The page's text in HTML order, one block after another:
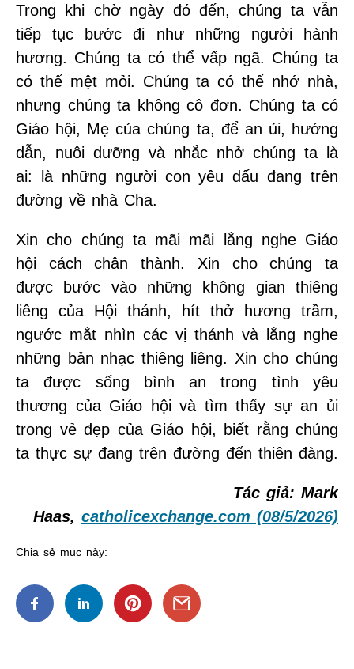
Trong khi chờ ngày đó đến, chúng ta vẫn
tiếp tục bước đi như những người hành
hương. Chúng ta có thể vấp ngã. Chúng ta
có thể mệt mỏi. Chúng ta có thể nhớ nhà,
nhưng chúng ta không cô đơn. Chúng ta có
Giáo hội, Mẹ của chúng ta, để an ủi, hướng
dẫn, nuôi dưỡng và nhắc nhở chúng ta là
ai: là những người con yêu dấu đang trên
đường về nhà Cha.
Xin cho chúng ta mãi mãi lắng nghe Giáo
hội cách chân thành. Xin cho chúng ta
được bước vào những không gian thiêng
liêng của Hội thánh, hít thở hương trầm,
ngước mắt nhìn các vị thánh và lắng nghe
những bản nhạc thiêng liêng. Xin cho chúng
ta được sống bình an trong tình yêu
thương của Giáo hội và tìm thấy sự an ủi
trong vẻ đẹp của Giáo hội, biết rằng chúng
ta thực sự đang trên đường đến thiên đàng.
Tác giả: Mark
Haas, catholicexchange.com (08/5/2026)
Chia sẻ mục này: